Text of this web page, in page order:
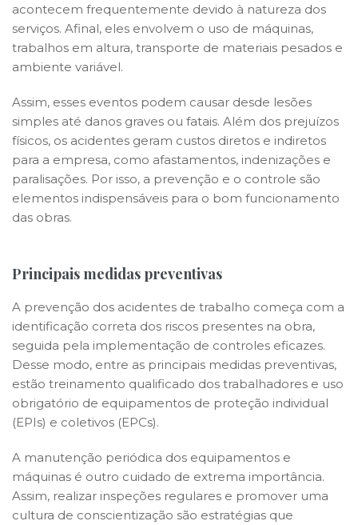
acontecem frequentemente devido à natureza dos
serviços. Afinal, eles envolvem o uso de máquinas,
trabalhos em altura, transporte de materiais pesados e
ambiente variável.
Assim, esses eventos podem causar desde lesões
simples até danos graves ou fatais. Além dos prejuízos
físicos, os acidentes geram custos diretos e indiretos
para a empresa, como afastamentos, indenizações e
paralisações. Por isso, a prevenção e o controle são
elementos indispensáveis para o bom funcionamento
das obras.
Principais medidas preventivas
A prevenção dos acidentes de trabalho começa com a
identificação correta dos riscos presentes na obra,
seguida pela implementação de controles eficazes.
Desse modo, entre as principais medidas preventivas,
estão treinamento qualificado dos trabalhadores e uso
obrigatório de equipamentos de proteção individual
(EPIs) e coletivos (EPCs).
A manutenção periódica dos equipamentos e
máquinas é outro cuidado de extrema importância.
Assim, realizar inspeções regulares e promover uma
cultura de conscientização são estratégias que